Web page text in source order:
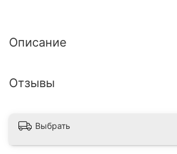
Описание
Отзывы
Выбрать